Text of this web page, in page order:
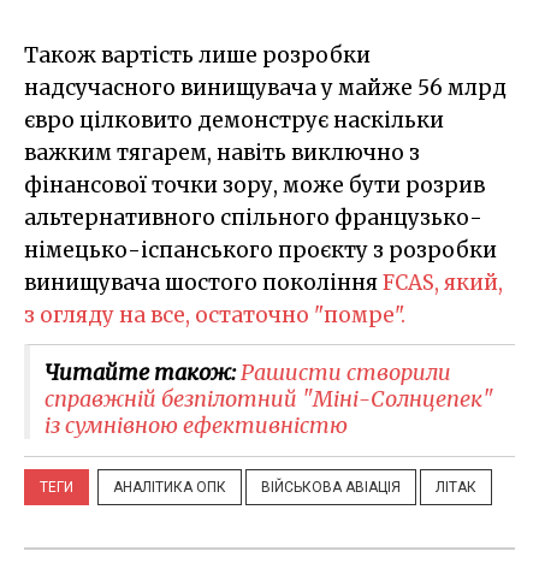
Також вартість лише розробки
надсучасного винищувача у майже 56 млрд
євро цілковито демонструє наскільки
важким тягарем, навіть виключно з
фінансової точки зору, може бути розрив
альтернативного спільного французько-
німецько-іспанського проєкту з розробки
винищувача шостого поколінняFCAS, який,
з огляду на все, остаточно "помре".
Читайте також:Рашисти створили
справжній безпілотний "Міні-Солнцепек"
із сумнівною ефективністю
ТЕГИ АНАЛІТИКА ОПК ВІЙСЬКОВА АВІАЦІЯ ЛІТАК